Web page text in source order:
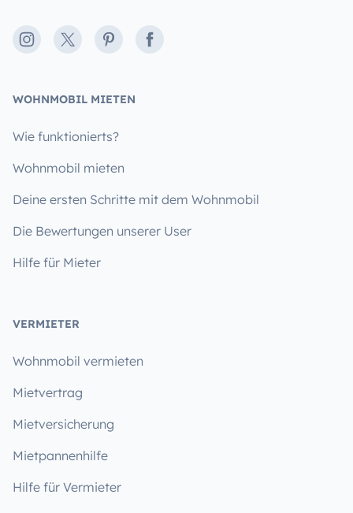
Instagram
X PinterestFacebook
WOHNMOBIL MIETEN
Wie funktionierts?
Wohnmobil mieten
Deine ersten Schritte mit dem Wohnmobil
Die Bewertungen unserer User
Hilfe für Mieter
VERMIETER
Wohnmobil vermieten
Mietvertrag
Mietversicherung
Mietpannenhilfe
Hilfe für Vermieter